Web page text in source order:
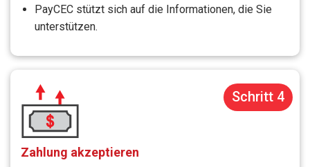
PayCEC stützt sich auf die Informationen, die Sie
unterstützen.
Schritt 4
Zahlung akzeptieren